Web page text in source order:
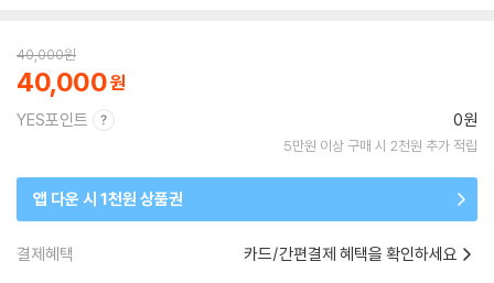
40,000원
40,000
YES포인트 0원
5만원 이상 구매 시 2천원 추가 적립
앱 다운 시 1천원 상품권
결제혜택 카드/간편결제 혜택을 확인하세요